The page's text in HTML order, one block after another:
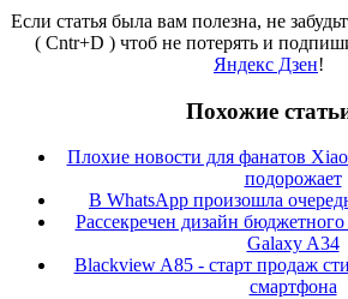
Если статья была вам полезна, не
( Cntr+D ) чтоб не потерять и
Яндекс Дзен!
Похожие
Плохие новости для фанатов
подорожает
В WhatsApp произошла
Рассекречен дизайн
Galaxy A34
Blackview A85 - старт продаж
смартфона